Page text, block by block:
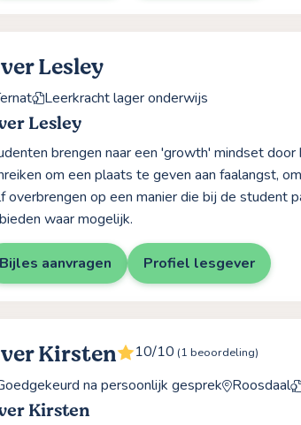
Lesley
Leerkracht lager onderwijs
Lesley
brengen naar een 'growth' mindset
om een plaats te geven aan faalangst,
overbrengen op een manier die bij de student
waar mogelijk.
Bijles aanvragen Profiel lesgever
Kirsten 10/10 (1 beoordeling)
na persoonlijk gesprek Roosdaal
Kirsten